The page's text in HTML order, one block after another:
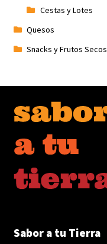
Cestas y Lotes
Quesos
Snacks y Frutos Secos
Sabor a tu Tierra